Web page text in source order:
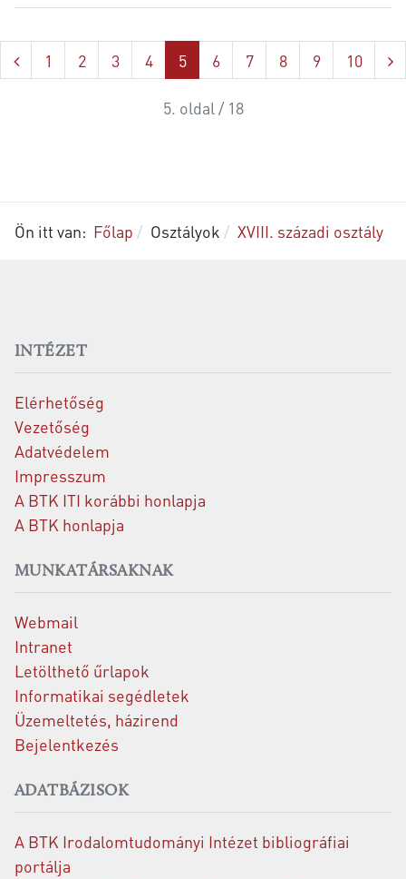
1 2 3 4 5 6 7 8 9 10
5. oldal / 18
Ön itt van: Főlap Osztályok XVIII. századi osztály
INTÉZET
Elérhetőség
Vezetőség
Adatvédelem
Impresszum
A BTK ITI korábbi honlapja
A BTK honlapja
MUNKATÁRSAKNAK
Webmail
Intranet
Letölthető űrlapok
Informatikai segédletek
Üzemeltetés, házirend
Bejelentkezés
ADATBÁZISOK
A BTK Irodalomtudományi Intézet bibliográfiai
portálja